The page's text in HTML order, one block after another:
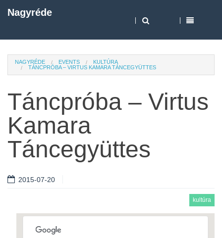
Nagyréde
NAGYRÉDE EVENTS
KULTÚRA
TÁNCPRÓBA – VIRTUS KAMARA TÁNCEGYÜTTES
Táncpróba – Virtus
Kamara
Táncegyüttes
2015-07-20
kultúra